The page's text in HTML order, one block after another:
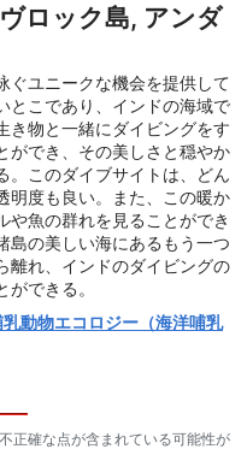
ロック島, アンダ
ぐユニークな機会を提供して
とこであり、インドの海域で
き物と一緒にダイビングをす
ができ、その美しさと穏やか
。このダイブサイトは、どん
明度も良い。また、この暖か
や魚の群れを見ることができ
島の美しい海にあるもう一つ
離れ、インドのダイビングの
できる。
動物エコロジー（海洋哺乳
正確な点が含まれている可能性が